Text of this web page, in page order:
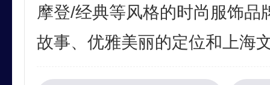
摩登/经典等风格的时尚服饰品
故事、优雅美丽的定位和上海